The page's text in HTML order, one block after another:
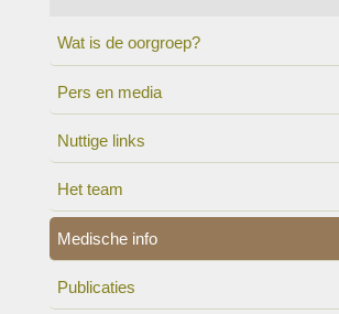
Wat is de oorgroep?
Pers en media
Nuttige links
Het team
Medische info
Publicaties